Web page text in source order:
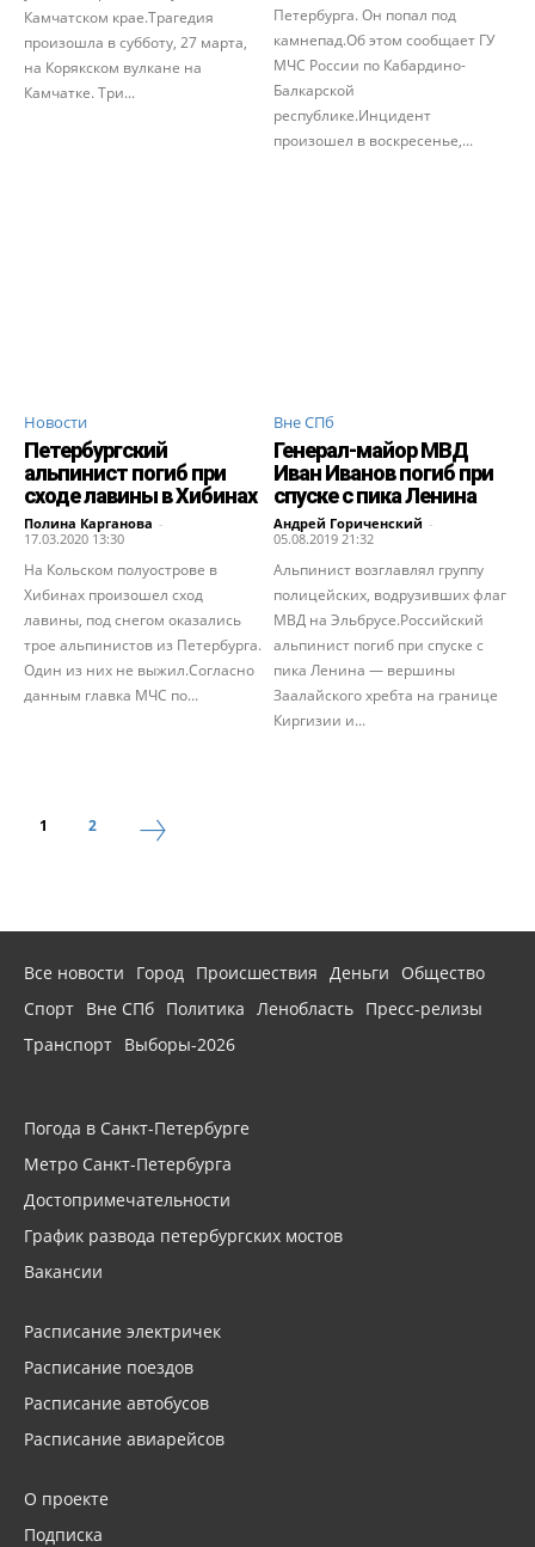
Камчатском крае.Трагедия
произошла в субботу, 27 марта,
на Корякском вулкане на
Камчатке. Три...
Петербурга. Он попал под
камнепад.Об этом сообщает ГУ
МЧС России по Кабардино-
Балкарской
республике.Инцидент
произошел в воскресенье,...
Новости
Петербургский
альпинист погиб при
сходе лавины в Хибинах
Полина Карганова -
17.03.2020 13:30
На Кольском полуострове в
Хибинах произошел сход
лавины, под снегом оказались
трое альпинистов из Петербурга.
Один из них не выжил.Согласно
данным главка МЧС по...
Вне СПб
Генерал-майор МВД
Иван Иванов погиб при
спуске с пика Ленина
Андрей Гориченcкий -
05.08.2019 21:32
Альпинист возглавлял группу
полицейских, водрузивших флаг
МВД на Эльбрусе.Российский
альпинист погиб при спуске с
пика Ленина — вершины
Заалайского хребта на границе
Киргизии и...
1 2
Все новости Город Происшествия Деньги
Общество
Спорт Вне СПб Политика Ленобласть Пресс-релизы
Транспорт Выборы-2026
Погода в Санкт-Петербурге
Метро Санкт-Петербурга
Достопримечательности
График развода петербургских мостов
Вакансии
Расписание электричек
Расписание поездов
Расписание автобусов
Расписание авиарейсов
О проекте
Подписка